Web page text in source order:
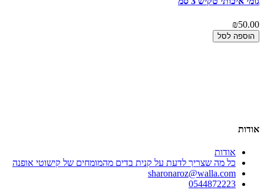
₪50.00
הוספה לסל
אודות
אודות
כל מה שצריך לדעת על קנית בדים מהמומחים של קישוטי אופנה
sharonaroz@walla.com
0544872223